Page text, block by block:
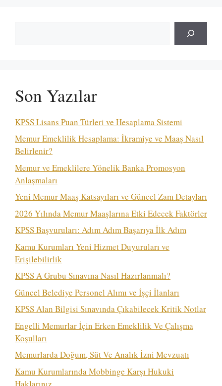
Son Yazılar
KPSS Lisans Puan Türleri ve Hesaplama Sistemi
Memur Emeklilik Hesaplama: İkramiye ve Maaş Nasıl
Belirlenir?
Memur ve Emeklilere Yönelik Banka Promosyon
Anlaşmaları
Yeni Memur Maaş Katsayıları ve Güncel Zam Detayları
2026 Yılında Memur Maaşlarına Etki Edecek Faktörler
KPSS Başvuruları: Adım Adım Başarıya İlk Adım
Kamu Kurumları Yeni Hizmet Duyuruları ve
Erişilebilirlik
KPSS A Grubu Sınavına Nasıl Hazırlanmalı?
Güncel Belediye Personel Alımı ve İşçi İlanları
KPSS Alan Bilgisi Sınavında Çıkabilecek Kritik Notlar
Engelli Memurlar İçin Erken Emeklilik Ve Çalışma
Koşulları
Memurlarda Doğum, Süt Ve Analık İzni Mevzuatı
Kamu Kurumlarında Mobbinge Karşı Hukuki
Haklarınız